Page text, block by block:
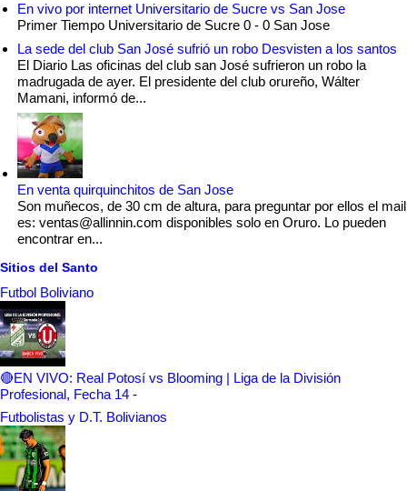
En vivo por internet Universitario de Sucre vs San Jose
Primer Tiempo Universitario de Sucre 0 - 0 San Jose
La sede del club San José sufrió un robo Desvisten a los santos
El Diario Las oficinas del club san José sufrieron un robo la
madrugada de ayer. El presidente del club orureño, Wálter
Mamani, informó de...
En venta quirquinchitos de San Jose
Son muñecos, de 30 cm de altura, para preguntar por ellos el mail
es: ventas@allinnin.com disponibles solo en Oruro. Lo pueden
encontrar en...
Sitios del Santo
Futbol Boliviano
🔴EN VIVO: Real Potosí vs Blooming | Liga de la División
Profesional, Fecha 14 -
Futbolistas y D.T. Bolivianos